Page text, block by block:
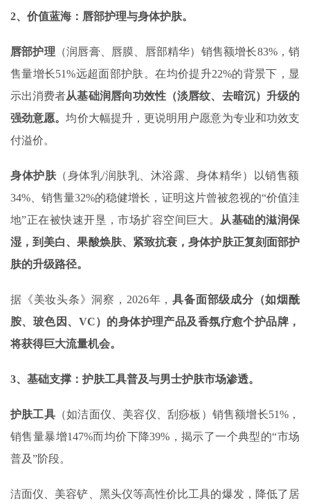
2、价值蓝海：唇部护理与身体护肤‌。
唇部护理 （润唇膏、唇膜、唇部精华）销售额增长‌83%‌，销
售量增长51%远超面部护肤。在均价提升22%的背景下，显
示出消费者从基础润唇向功效性（淡唇纹、去暗沉）升级的
强劲意愿。均价大幅提升，更说明用户愿意为专业和功效支
付溢价。
身体护肤 （身体乳/润肤乳、沐浴露、身体精华）‌以销售额‌
34%‌、销售量32%的稳健增长，证明这片曾被忽视的“价值洼
地”正在被快速开垦，市场扩容空间巨大。 从基础的滋润保
湿，到美白、果酸焕肤、紧致抗衰，身体护肤正复刻面部护
肤的升级路径。
据《美妆头条》洞察，2026年，具备面部级成分（如烟酰
胺、玻色因、 VC）的身体护理产品及香氛疗愈个护品牌，
将获得巨大流量机会。
3、基础支撑：护肤工具普及与男士护肤市场渗透‌。
护肤工具‌（如洁面仪、美容仪、刮痧板）销售额增长51%，
销售量暴增147%而均价下降39%，揭示了一个典型的“市场
普及”阶段。
洁面仪、美容铲、黑头仪等高性价比工具的爆发，降低了居